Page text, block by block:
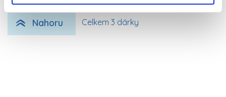
Nahoru Celkem 3 dárky